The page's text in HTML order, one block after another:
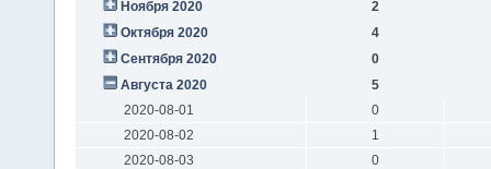
Ноября 2020
2
Октября 2020
4
Сентября 2020
0
Августа 2020
5
2020-08-01
0
2020-08-02
1
2020-08-03
0